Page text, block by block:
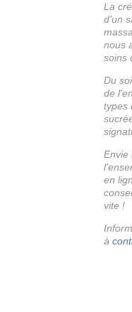
La
d'un
nous
soins
Du
de
types
Envie
en
vite !
à